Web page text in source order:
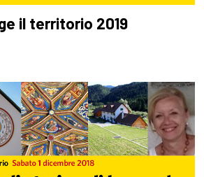
il territorio 2019